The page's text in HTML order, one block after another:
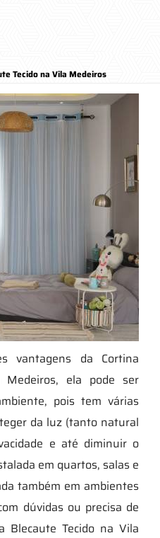
Tecido na Vila Medeiros
vantagens da Cortina
Medeiros, ela pode ser
pois tem várias
da luz (tanto natural
e até diminuir o
em quartos, salas e
também em ambientes
dúvidas ou precisa de
Blecaute Tecido na Vila